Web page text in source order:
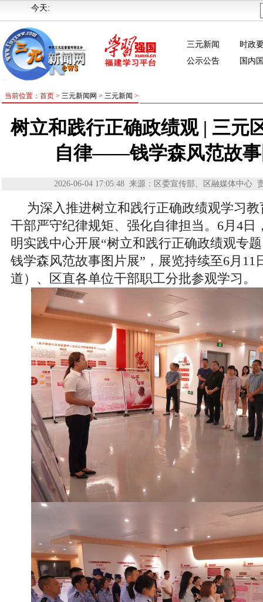
今天:
三元新闻
时政
公示公告
国内
当前位置：首页 > 三元新闻网 > 三元新闻 >
树立和践行正确政绩观 | 三元
自律——钱学森风范故事
2026-06-04 17:05:48 来源：区委宣传部、区融媒体中心
为深入推进树立和践行正确政绩观学习
干部严守纪律规矩、强化自律担当。6月4日
明实践中心开展“树立和践行正确政绩观专
钱学森风范故事图片展”，展览持续至6月11
道）、区直各单位干部职工分批参观学习。